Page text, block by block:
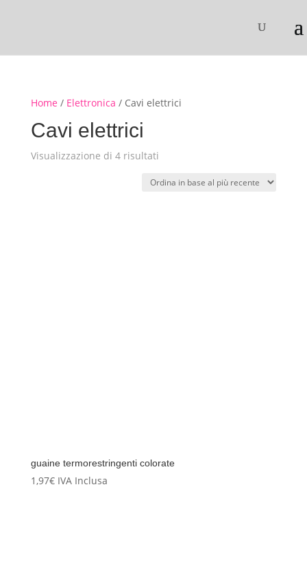
Home / Elettronica / Cavi elettrici
Cavi elettrici
Visualizzazione di 4 risultatiOrdina
base
guaine termorestringenti colorate
1,97€ IVA Inclusa